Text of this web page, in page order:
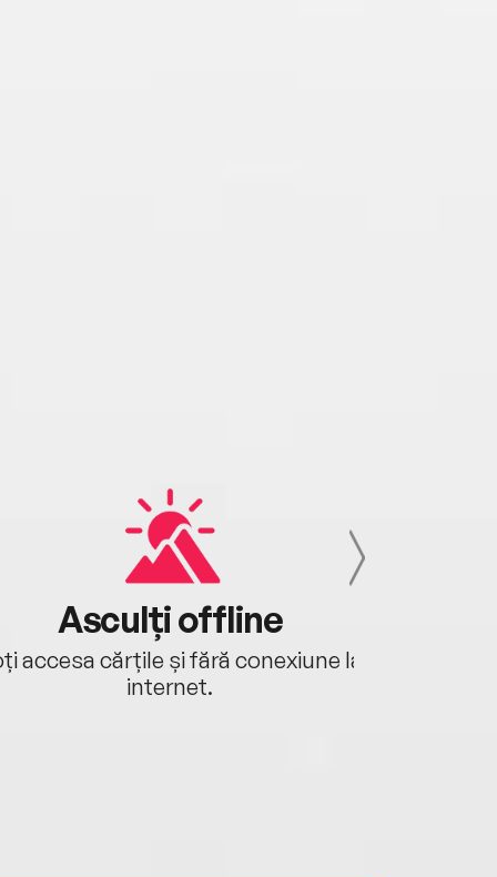
Asculți offline
accesa cărțile și fără conexiune la
internet.